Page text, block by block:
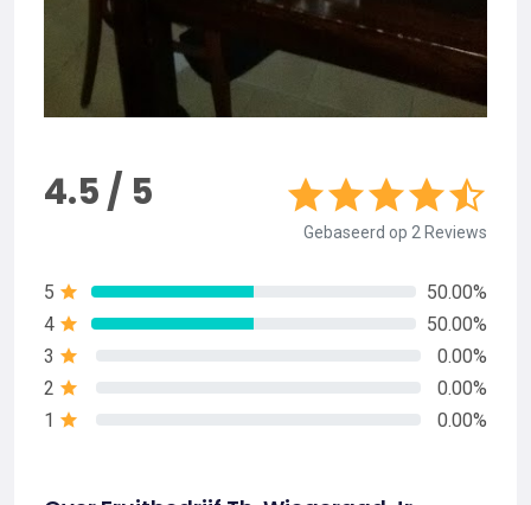
4.5 / 5
Gebaseerd op 2 Reviews
5
50.00%
4
50.00%
3
0.00%
2
0.00%
1
0.00%